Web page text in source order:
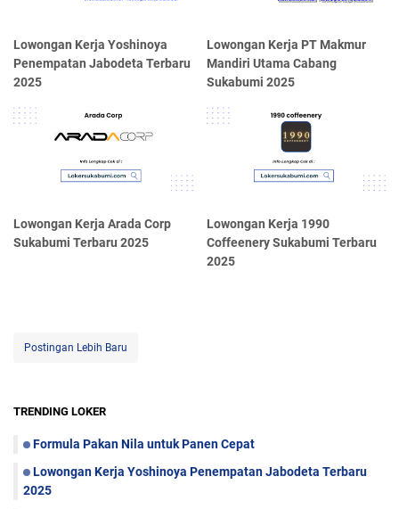
Lowongan Kerja Yoshinoya
Penempatan Jabodeta Terbaru
2025
Lowongan Kerja PT Makmur
Mandiri Utama Cabang
Sukabumi 2025
Lowongan Kerja Arada Corp
Sukabumi Terbaru 2025
Lowongan Kerja 1990
Coffeenery Sukabumi Terbaru
2025
Postingan Lebih Baru
TRENDING LOKER
Formula Pakan Nila untuk Panen Cepat
Lowongan Kerja Yoshinoya Penempatan Jabodeta Terbaru
2025